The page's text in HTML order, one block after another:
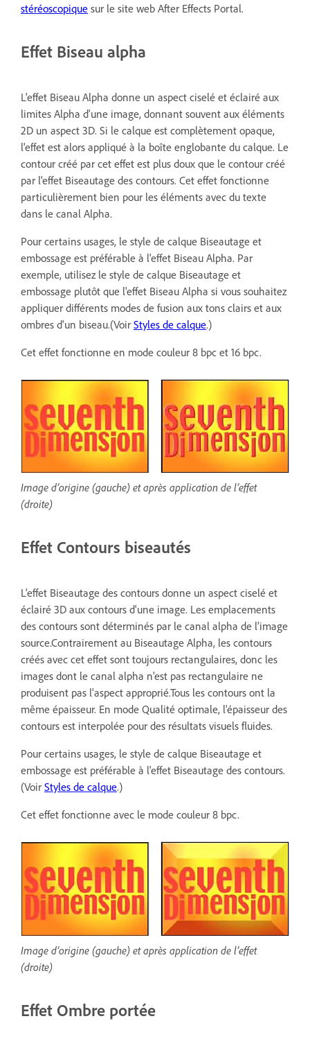
stéréoscopique sur le site web After Effects Portal.
Effet Biseau alpha
L'effet Biseau Alpha donne un aspect ciselé et éclairé aux
limites Alpha d'une image, donnant souvent aux éléments
2D un aspect 3D. Si le calque est complètement opaque,
l'effet est alors appliqué à la boîte englobante du calque. Le
contour créé par cet effet est plus doux que le contour créé
par l'effet Biseautage des contours. Cet effet fonctionne
particulièrement bien pour les éléments avec du texte
dans le canal Alpha.
Pour certains usages, le style de calque Biseautage et
embossage est préférable à l'effet Biseau Alpha. Par
exemple, utilisez le style de calque Biseautage et
embossage plutôt que l'effet Biseau Alpha si vous souhaitez
appliquer différents modes de fusion aux tons clairs et aux
ombres d'un biseau.(Voir Styles de calque.)
Cet effet fonctionne en mode couleur 8 bpc et 16 bpc.
Image d’origine (gauche) et après application de l’effet
(droite)
Effet Contours biseautés
L'effet Biseautage des contours donne un aspect ciselé et
éclairé 3D aux contours d'une image. Les emplacements
des contours sont déterminés par le canal alpha de l'image
source.Contrairement au Biseautage Alpha, les contours
créés avec cet effet sont toujours rectangulaires, donc les
images dont le canal alpha n'est pas rectangulaire ne
produisent pas l'aspect approprié.Tous les contours ont la
même épaisseur. En mode Qualité optimale, l'épaisseur des
contours est interpolée pour des résultats visuels fluides.
Pour certains usages, le style de calque Biseautage et
embossage est préférable à l'effet Biseautage des contours.
(Voir Styles de calque.)
Cet effet fonctionne avec le mode couleur 8 bpc.
Image d’origine (gauche) et après application de l’effet
(droite)
Effet Ombre portée